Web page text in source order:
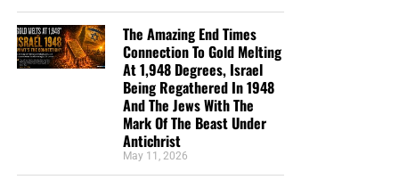
The Amazing End Times
Connection To Gold Melting
At 1,948 Degrees, Israel
Being Regathered In 1948
And The Jews With The
Mark Of The Beast Under
Antichrist
May 11, 2026